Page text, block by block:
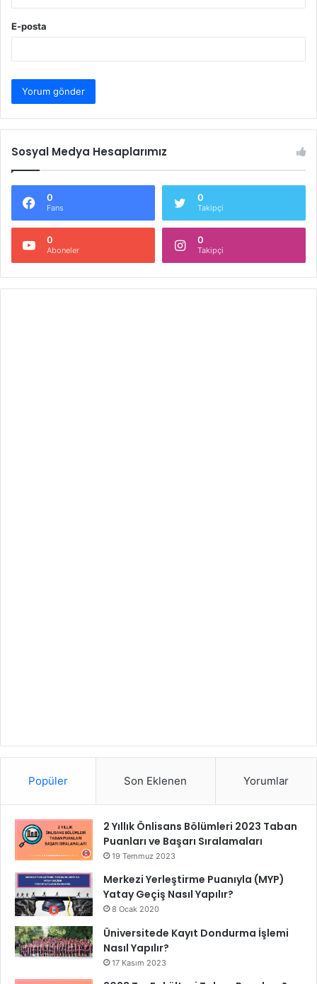
E-posta
Sosyal Medya Hesaplarımız
0
Fans
0
Takipçi
0
Aboneler
0
Takipçi
Popüler Son Eklenen Yorumlar
2 Yıllık Önlisans Bölümleri 2023 Taban
Puanları ve Başarı Sıralamaları
19 Temmuz 2023
Merkezi Yerleştirme Puanıyla (MYP)
Yatay Geçiş Nasıl Yapılır?
8 Ocak 2020
Üniversitede Kayıt Dondurma İşlemi
Nasıl Yapılır?
17 Kasım 2023